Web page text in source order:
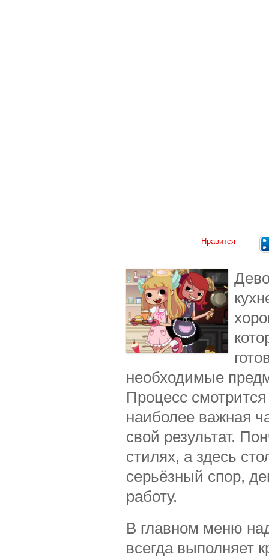
Нравится
необходимые
Процесс
наиболее важная
свой результат.
стилях, а здесь
серьёзный спор,
работу.
В главном меню
всегда выполняет